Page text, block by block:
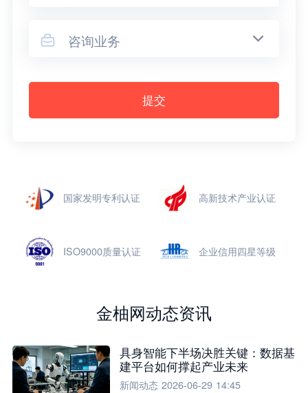
 咨询业务
提交
国家发明专利认证 高新技术产业认证
ISO9000质量认证 企业信用四星等级
金柚网动态资讯
具身智能下半场决胜关键：数据基
建平台如何撑起产业未来
新闻动态 2026-06-29 14:45